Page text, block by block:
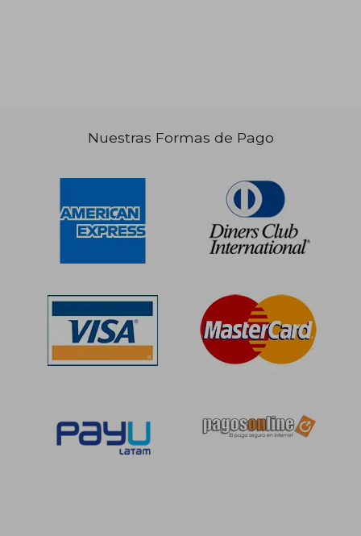
55% 55%
dcto.
Nuestras Formas de Pago